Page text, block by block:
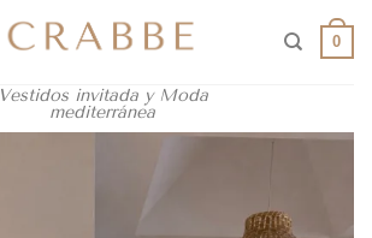
Vestidos invitada y Moda
mediterránea
0